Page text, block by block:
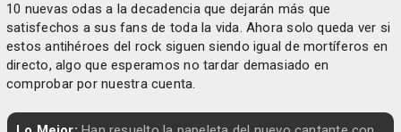
10 nuevas odas a la decadencia que dejarán más que
satisfechos a sus fans de toda la vida. Ahora solo queda ver si
estos antihéroes del rock siguen siendo igual de mortíferos en
directo, algo que esperamos no tardar demasiado en
comprobar por nuestra cuenta.